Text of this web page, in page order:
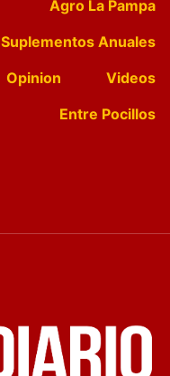
Agro La Pampa
Suplementos Anuales
Opinion
Videos
Entre Pocillos